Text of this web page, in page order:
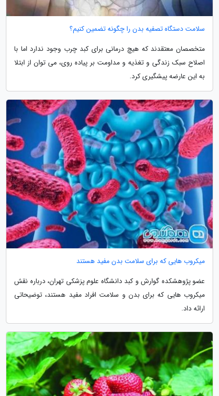
سلامت دستگاه تصفیه بدن را چگونه تضمین کنیم؟
متخصصان معتقدند که هیچ درمانی برای کبد چرب وجود ندارد اما با
اصلاح سبک زندگی و تغذیه و مداومت بر پیاده روی، می توان از ابتلا
به این عارضه پیشگیری کرد.
میکروب هایی که برای سلامت بدن مفید هستند
عضو پژوهشکده گوارش و کبد دانشگاه علوم پزشکی تهران، درباره نقش
میکروب هایی که برای بدن و سلامت افراد مفید هستند، توضیحاتی
ارائه داد.